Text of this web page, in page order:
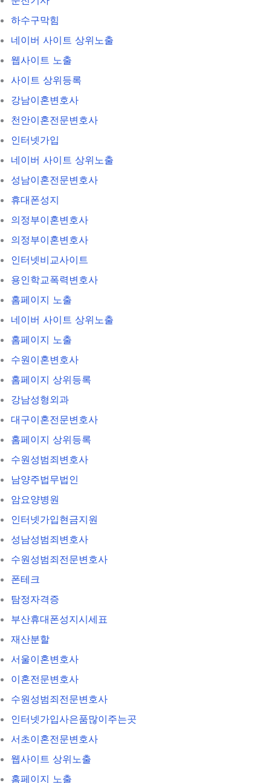
하수구막힘
네이버 사이트 상위노출
웹사이트 노출
사이트 상위등록
강남이혼변호사
천안이혼전문변호사
인터넷가입
네이버 사이트 상위노출
성남이혼전문변호사
휴대폰성지
의정부이혼변호사
의정부이혼변호사
인터넷비교사이트
용인학교폭력변호사
홈페이지 노출
네이버 사이트 상위노출
홈페이지 노출
수원이혼변호사
홈페이지 상위등록
강남성형외과
대구이혼전문변호사
홈페이지 상위등록
수원성범죄변호사
남양주법무법인
암요양병원
인터넷가입현금지원
성남성범죄변호사
수원성범죄전문변호사
폰테크
탐정자격증
부산휴대폰성지시세표
재산분할
서울이혼변호사
이혼전문변호사
수원성범죄전문변호사
인터넷가입사은품많이주는곳
서초이혼전문변호사
웹사이트 상위노출
홈페이지 노출